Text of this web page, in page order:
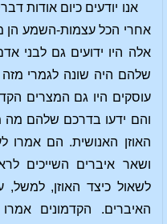
אנו יודעים כיום אודות
אחרי הכל עצמות-השמע הן
אלה היו ידועים גם לבני
עוסקים היו גם המצרים
והם ידעו בדרכם שלהם מה
האוזן האנושית. הם אמרו
ושאר איברים השייכים
לשאול כיצד האוזן,
האיברים. הקדמונים